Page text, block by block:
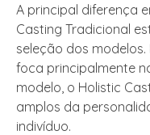
A principal diferença
Casting Tradicional
seleção dos
foca principalmente
modelo, o Holistic
amplos da
indivíduo.